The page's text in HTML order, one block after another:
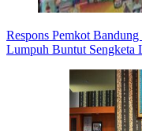
Respons Pemkot
Lumpuh Buntut Sengketa